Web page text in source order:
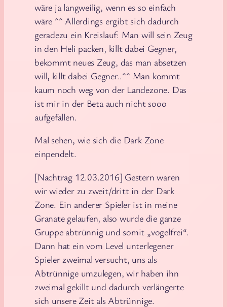
wäre ja langweilig, wenn es so einfach
wäre ^^ Allerdings ergibt sich dadurch
geradezu ein Kreislauf: Man will sein Zeug
in den Heli packen, killt dabei Gegner,
bekommt neues Zeug, das man absetzen
will, killt dabei Gegner..^^ Man kommt
kaum noch weg von der Landezone. Das
ist mir in der Beta auch nicht sooo
aufgefallen.
Mal sehen, wie sich die Dark Zone
einpendelt.
[Nachtrag 12.03.2016] Gestern waren
wir wieder zu zweit/dritt in der Dark
Zone. Ein anderer Spieler ist in meine
Granate gelaufen, also wurde die ganze
Gruppe abtrünnig und somit „vogelfrei“.
Dann hat ein vom Level unterlegener
Spieler zweimal versucht, uns als
Abtrünnige umzulegen, wir haben ihn
zweimal gekillt und dadurch verlängerte
sich unsere Zeit als Abtrünnige.